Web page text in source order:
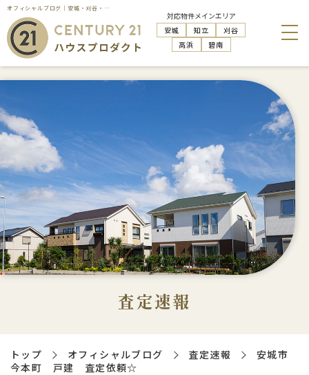
オフィシャルブログ｜安城・刈谷・知立・高浜の不動産売却はハウスプロダクト
対応物件メインエリア
安城
知立
刈谷
高浜
碧南
査定速報
トップ オフィシャルブログ 査定速報
安城市
今本町 戸建 査定依頼☆